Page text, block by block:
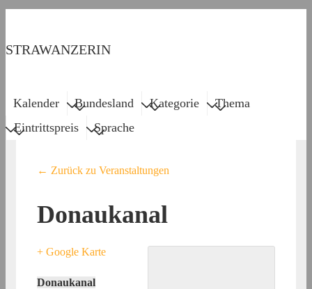
Inhalt
STRAWANZERIN
Main
Kalender Bundesland Kategorie
Thema
Eintrittspreis
Sprache
← Zurück zu Veranstaltungen
Donaukanal
+ Google Karte
Donaukanal